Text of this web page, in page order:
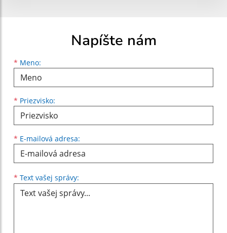
Napíšte nám
* Meno:
Meno
* Priezvisko:
Priezvisko
* E-mailová adresa:
E-mailová adresa
* Text vašej správy: